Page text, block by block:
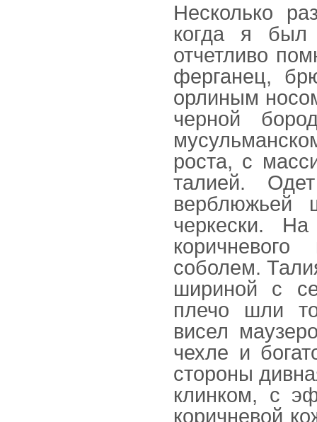
Несколько
когда я был
отчетливо
ферганец,
орлиным
черной
роста, с
талией.
верблюжьей
черкески.
соболем.
шириной с
плечо шли
висел
чехле и
стороны
клинком, с
коричневой